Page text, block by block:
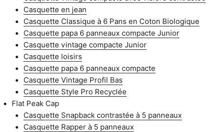
Casquette en jean
Casquette Classique à 6 Pans en Coton Biologique
Casquette papa 6 panneaux compacte Junior
Casquette vintage compacte Junior
Casquette loisirs
Casquette papa 6 panneaux compacte
Casquette Vintage Profil Bas
Casquette Style Pro Recyclée
Flat Peak Cap
Casquette Snapback contrastée à 5 panneaux
Casquette Rapper à 5 panneaux